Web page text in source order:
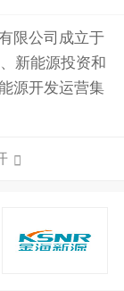
限公司成立于
新能源投资和
源开发运营集